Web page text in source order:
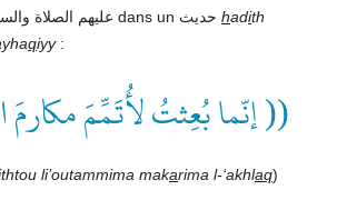
hadith
qiyy :
(( إنّما بُعِثتُ لأُتَمِّمَ
li’outammima makarima l-‘akhlaq)